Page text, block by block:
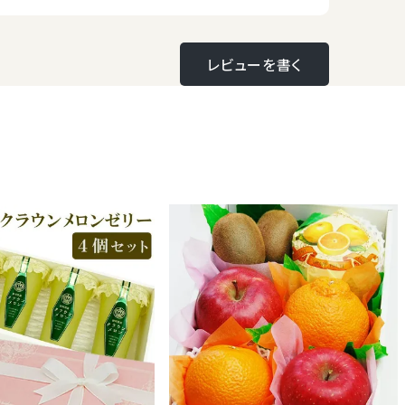
レビューを書く